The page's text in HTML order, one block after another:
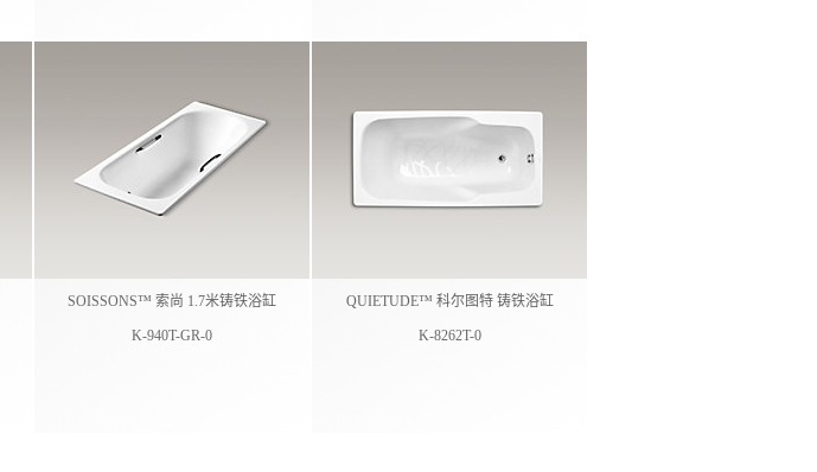
SOISSONS™ 索尚 1.7米铸铁浴缸
K-940T-GR-0
QUIETUDE™ 科尔图特 铸铁浴缸
K-8262T-0